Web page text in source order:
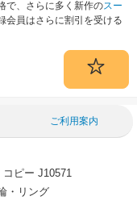
で、さらに多く新作のスー
会員はさらに割引を受ける
ご利用案内
ピー J10571
・リング